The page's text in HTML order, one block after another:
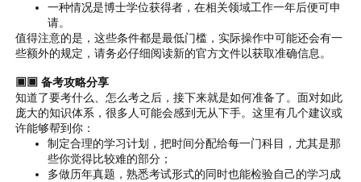
一种情况是博士学位获得者，在相关领域工作一年后便可申
请。
值得注意的是，这些条件都是最低门槛，实际操作中可能还会有一
些额外的规定，请务必仔细阅读新的官方文件以获取准确信息。
▣▣ 备考攻略分享
知道了要考什么、怎么考之后，接下来就是如何准备了。面对如此
庞大的知识体系，很多人可能会感到无从下手。这里有几个建议或
许能够帮到你：
制定合理的学习计划，把时间分配给每一门科目，尤其是那
些你觉得比较难的部分；
多做历年真题，熟悉考试形式的同时也能检验自己的学习成